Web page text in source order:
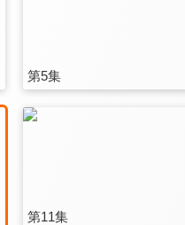
第5集
第11集